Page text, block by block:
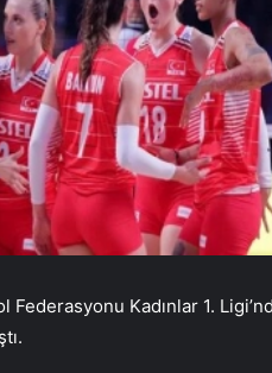
Federasyonu Kadınlar 1.